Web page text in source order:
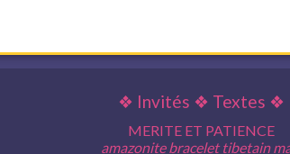
❖ Invités ❖ Textes ❖
MERITE ET PATIENCE
amazonite bracelet tibetain